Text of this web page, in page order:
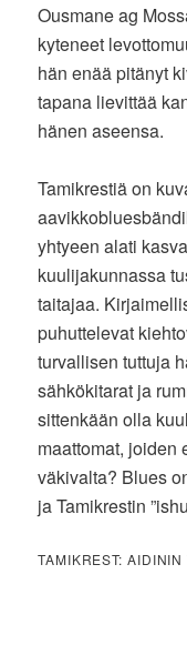
Ousmane ag
kyteneet
hän enää pitänyt
tapana lievittää
hänen aseensa.
Tamikrestiä on
yhtyeen alati
kuulijakunnassa
taitajaa.
puhuttelevat
turvallisen tuttuja
sähkökitarat ja
sittenkään olla
maattomat, joiden
väkivalta? Blues
ja Tamikrestin
TAMIKREST: